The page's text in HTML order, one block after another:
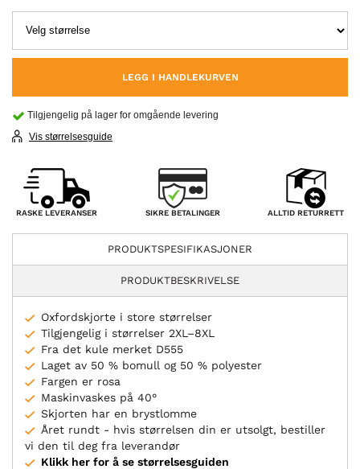
LEGG I HANDLEKURVEN
Tilgjengelig på lager for omgående levering
Vis størrelsesguide
RASKE LEVERANSER SIKRE BETALINGER ALLTID RETURRETT
PRODUKTSPESIFIKASJONER
PRODUKTBESKRIVELSE
Oxfordskjorte i store størrelser
Tilgjengelig i størrelser 2XL–8XL
Fra det kule merket D555
Laget av 50 % bomull og 50 % polyester
Fargen er rosa
Maskinvaskes på 40°
Skjorten har en brystlomme
Året rundt - hvis størrelsen din er utsolgt, bestiller
vi den til deg fra leverandør
Klikk her for å se størrelsesguiden